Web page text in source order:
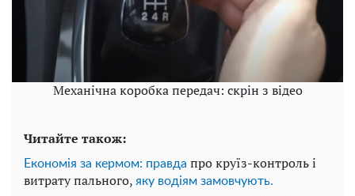
Механічна коробка передач: скрін з відео
Читайте також:
Економія за кермом: правда про круїз-контроль і
витрату пального, яку водіям замовчують.